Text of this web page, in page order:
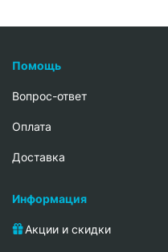
Помощь
Вопрос-ответ
Oплата
Доставка
Информация
Акции и скидки